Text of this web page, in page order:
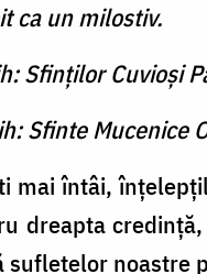
ca un milostiv.
Sfinţilor Cuvioşi
Sfinte Mucenice
mai întâi,
dreapta
sufletelor noastre